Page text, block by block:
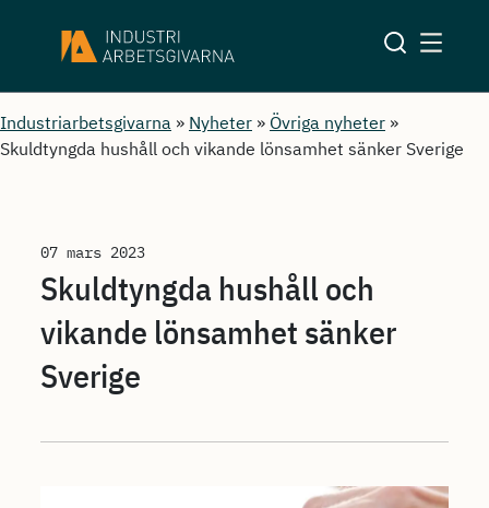
Industriarbetsgivarna » Nyheter » Övriga nyheter »
Skuldtyngda hushåll och vikande lönsamhet sänker Sverige
07 mars 2023
Skuldtyngda hushåll och
vikande lönsamhet sänker
Sverige